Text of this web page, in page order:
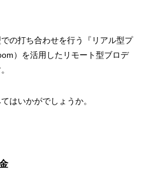
の打ち合わせを行う『リアル型プ
）を活用したリモート型ブロデ
はいかがでしょうか。